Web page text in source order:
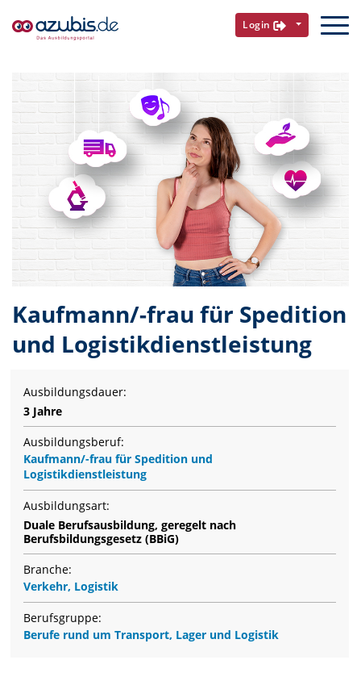
Login
Kaufmann/-frau für Spedition
und Logistikdienstleistung
Ausbildungsdauer:
3 Jahre
Ausbildungsberuf:
Kaufmann/-frau für Spedition und
Logistikdienstleistung
Ausbildungsart:
Duale Berufsausbildung, geregelt nach
Berufsbildungsgesetz (BBiG)
Branche:
Verkehr, Logistik
Berufsgruppe:
Berufe rund um Transport, Lager und Logistik